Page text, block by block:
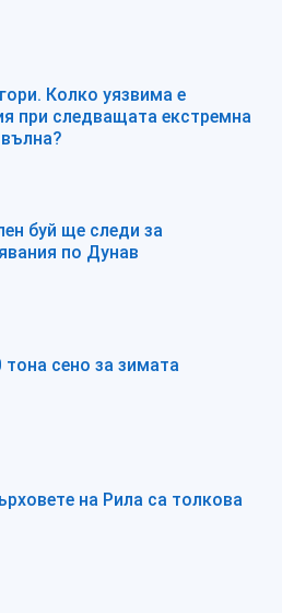
Колко уязвима е
при следващата екстремна
буй ще следи за
по Дунав
тона сено за зимата
на Рила са толкова